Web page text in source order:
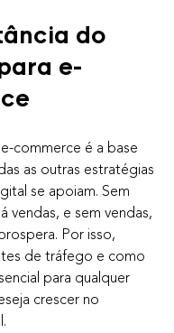
do
e-
commerce é a base
as outras estratégias
se apoiam. Sem
vendas, e sem vendas,
Por isso,
de tráfego e como
para qualquer
crescer no